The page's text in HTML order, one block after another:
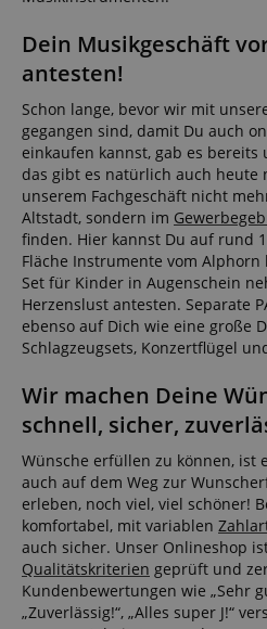
Dein Musikgeschäft
antesten!
Schon lange, bevor wir mit
gegangen sind, damit Du auch
einkaufen kannst, gab es bereits
das gibt es natürlich auch heute
unserem Fachgeschäft nicht
Altstadt, sondern im
finden. Hier kannst Du auf rund
Fläche Instrumente vom
Set für Kinder in Augenschein
Herzenslust antesten. Separate
ebenso auf Dich wie eine große
Schlagzeugsets, Konzertflügel
Wir machen Deine
schnell, sicher,
Wünsche erfüllen zu können, ist
auch auf dem Weg zur
erleben, noch viel, viel schöner!
komfortabel, mit variablen
auch sicher. Unser Onlineshop
Qualitätskriterien geprüft und
Kundenbewertungen wie „Sehr
„Zuverlässig!“, „Alles super J!“
Datenschutzerklärung